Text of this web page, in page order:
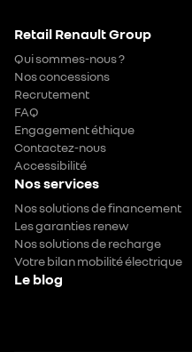
Retail Renault Group
Qui sommes-nous ?
Nos concessions
Recrutement
FAQ
Engagement éthique
Contactez-nous
Accessibilité
Nos services
Nos solutions de financement
Les garanties renew
Nos solutions de recharge
Votre bilan mobilité électrique
Le blog